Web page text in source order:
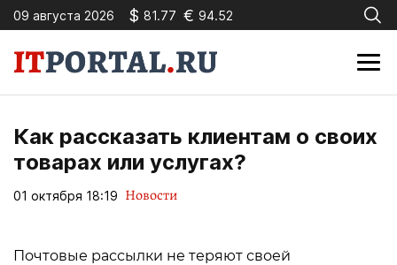
09 августа 2026 $ 81.77 € 94.52
Как рассказать клиентам о своих
товарах или услугах?
01 октября 18:19 Новости
Почтовые рассылки не теряют своей